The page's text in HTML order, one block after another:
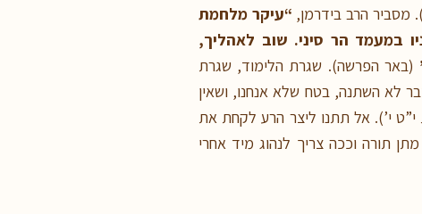
מסביר הרב בידרמן, “עיקר מלחמת
במעמד הר סיני. שוב לאהליך,
(באר הפרשה). שגרת הלימוד, שגרת
לא השתנה, בטח שלא אנחנו, ושאין
י’). אל תתנו ליצר הרע לקחת את
תורה וככה צריך לנהוג מיד אחרי